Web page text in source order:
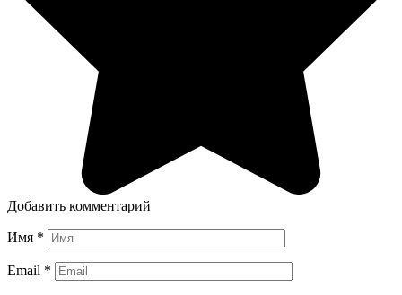
Добавить комментарий
Имя *
Email *